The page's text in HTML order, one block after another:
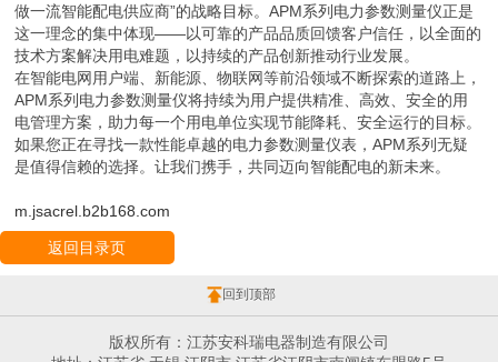
做一流智能配电供应商”的战略目标。APM系列电力参数测量仪正是
这一理念的集中体现——以可靠的产品品质回馈客户信任，以全面的
技术方案解决用电难题，以持续的产品创新推动行业发展。
在智能电网用户端、新能源、物联网等前沿领域不断探索的道路上，
APM系列电力参数测量仪将持续为用户提供精准、高效、安全的用
电管理方案，助力每一个用电单位实现节能降耗、安全运行的目标。
如果您正在寻找一款性能卓越的电力参数测量仪表，APM系列无疑
是值得信赖的选择。让我们携手，共同迈向智能配电的新未来。
m.jsacrel.b2b168.com
返回目录页
回到顶部
版权所有：江苏安科瑞电器制造有限公司